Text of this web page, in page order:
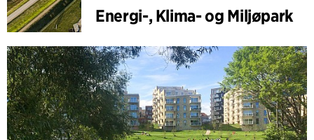
Energi-, Klima- og Miljøpark